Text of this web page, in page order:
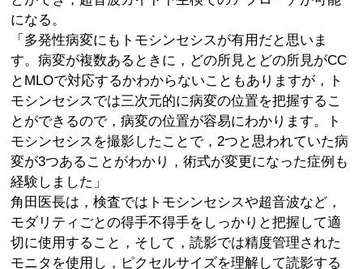
になる。
「多発性病変にもトモシンセシスが有用だと思いま
す。病変が複数あるときに，どの所見とどの所見がCC
とMLOで対応するかわからないこともありますが，ト
モシンセシスでは三次元的に病変の位置を把握するこ
とができるので，病変の位置が容易にわかります。ト
モシンセシスを撮影したことで，2つと思われていた病
変が3つあることがわかり，術式が変更になった症例も
経験しました」
角田医長は，検査ではトモシンセシスや超音波など，
モダリティごとの得手不得手をしっかりと把握して適
切に使用すること，そして，読影では精度管理された
モニタを使用し，ピクセルサイズを理解して読影する